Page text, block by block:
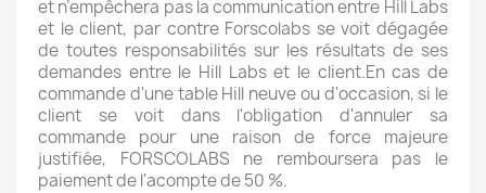
et n’empêchera pas la communication entre Hill Labs
et le client, par contre Forscolabs se voit dégagée
de toutes responsabilités sur les résultats de ses
demandes entre le Hill Labs et le client.En cas de
commande d'une table Hill neuve ou d'occasion, si le
client se voit dans l'obligation d'annuler sa
commande pour une raison de force majeure
justifiée, FORSCOLABS ne remboursera pas le
paiement de l'acompte de 50 %.